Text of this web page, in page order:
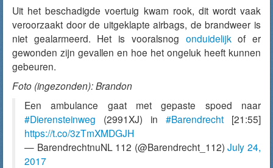
Uit het beschadigde voertuig kwam rook, dit wordt vaak
veroorzaakt door de uitgeklapte airbags, de brandweer is
niet gealarmeerd. Het is vooralsnog onduidelijk of er
gewonden zijn gevallen en hoe het ongeluk heeft kunnen
gebeuren.
Foto (ingezonden): Brandon
Een ambulance gaat met gepaste spoed naar
#Dierensteinweg (2991XJ) in #Barendrecht [21:55]
https://t.co/3zTmXMDGJH
— BarendrechtnuNL 112 (@Barendrecht_112)July 24,
2017